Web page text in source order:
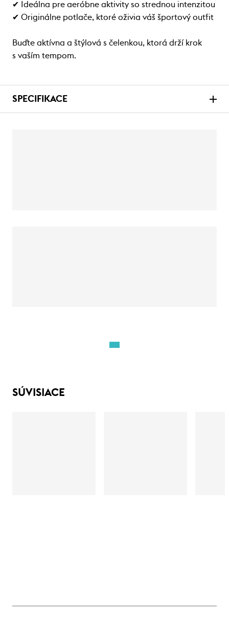
✔ Ideálna pre aeróbne aktivity so strednou intenzitou
✔ Originálne potlače, ktoré oživia váš športový outfit
Buďte aktívna a štýlová s čelenkou, ktorá drží krok
s vaším tempom.
SPECIFIKACE
SÚVISIACE